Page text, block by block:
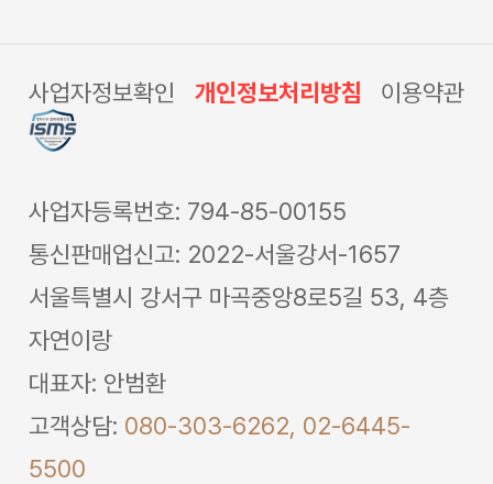
사업자정보확인 개인정보처리방침 이용약관
사업자등록번호: 794-85-00155
통신판매업신고: 2022-서울강서-1657
서울특별시 강서구 마곡중앙8로5길 53, 4층
자연이랑
대표자: 안범환
고객상담: 080-303-6262, 02-6445-
5500